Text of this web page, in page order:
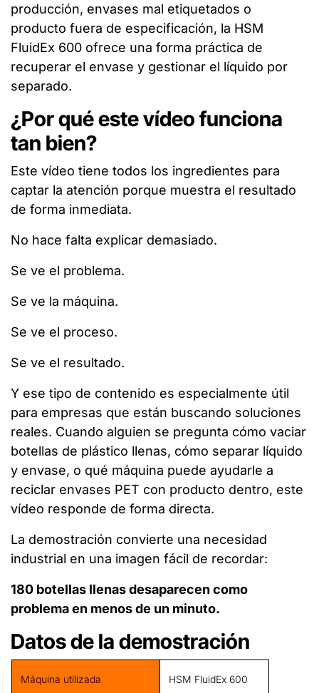
producción, envases mal etiquetados o
producto fuera de especificación, la HSM
FluidEx 600 ofrece una forma práctica de
recuperar el envase y gestionar el líquido por
separado.
¿Por qué este vídeo funciona
tan bien?
Este vídeo tiene todos los ingredientes para
captar la atención porque muestra el resultado
de forma inmediata.
No hace falta explicar demasiado.
Se ve el problema.
Se ve la máquina.
Se ve el proceso.
Se ve el resultado.
Y ese tipo de contenido es especialmente útil
para empresas que están buscando soluciones
reales. Cuando alguien se pregunta cómo vaciar
botellas de plástico llenas, cómo separar líquido
y envase, o qué máquina puede ayudarle a
reciclar envases PET con producto dentro, este
vídeo responde de forma directa.
La demostración convierte una necesidad
industrial en una imagen fácil de recordar:
180 botellas llenas desaparecen como
problema en menos de un minuto.
Datos de la demostración
Máquina utilizada HSM FluidEx 600